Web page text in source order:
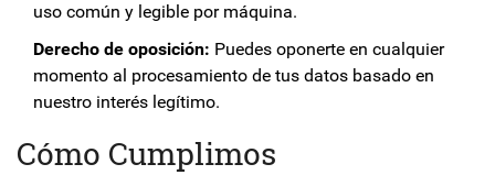
uso común y legible por máquina.
Derecho de oposición: Puedes oponerte en cualquier
momento al procesamiento de tus datos basado en
nuestro interés legítimo.
Cómo Cumplimos